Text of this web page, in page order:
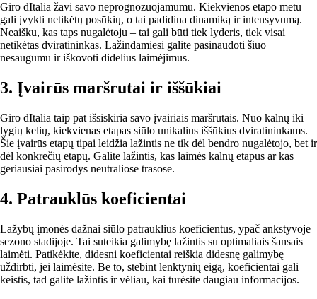
Giro dItalia žavi savo neprognozuojamumu. Kiekvienos etapo metu
gali įvykti netikėtų posūkių, o tai padidina dinamiką ir intensyvumą.
Neaišku, kas taps nugalėtoju – tai gali būti tiek lyderis, tiek visai
netikėtas dviratininkas. Lažindamiesi galite pasinaudoti šiuo
nesaugumu ir iškovoti didelius laimėjimus.
3. Įvairūs maršrutai ir iššūkiai
Giro dItalia taip pat išsiskiria savo įvairiais maršrutais. Nuo kalnų iki
lygių kelių, kiekvienas etapas siūlo unikalius iššūkius dviratininkams.
Šie įvairūs etapų tipai leidžia lažintis ne tik dėl bendro nugalėtojo, bet ir
dėl konkrečių etapų. Galite lažintis, kas laimės kalnų etapus ar kas
geriausiai pasirodys neutraliose trasose.
4. Patrauklūs koeficientai
Lažybų įmonės dažnai siūlo patrauklius koeficientus, ypač ankstyvoje
sezono stadijoje. Tai suteikia galimybę lažintis su optimaliais šansais
laimėti. Patikėkite, didesni koeficientai reiškia didesnę galimybę
uždirbti, jei laimėsite. Be to, stebint lenktynių eigą, koeficientai gali
keistis, tad galite lažintis ir vėliau, kai turėsite daugiau informacijos.